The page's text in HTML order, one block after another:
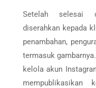
Setelah selesai
diserahkan kepada
penambahan,
termasuk
kelola akun
mempublikasikan